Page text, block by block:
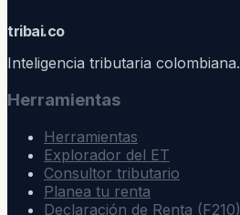
tribai.co
Inteligencia tributaria colombiana.
Herramientas
Herramientas
Explorador del ET
Consultor tributario
Planea tu renta
Declaración de Renta (F210)